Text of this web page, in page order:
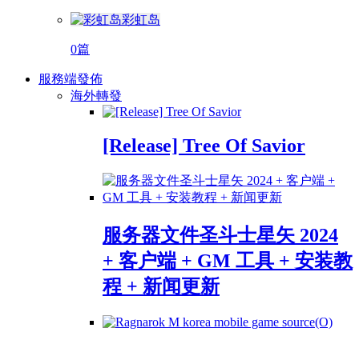
彩虹岛
0篇
服務端發佈
海外轉發
[Release] Tree Of Savior
服务器文件圣斗士星矢 2024
+ 客户端 + GM 工具 + 安装教
程 + 新闻更新